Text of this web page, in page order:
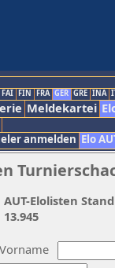
FAI FIN FRA GER GRE INA
Meldekartei
anmelden Elo
Vorname
AUT-Elolisten
13.945